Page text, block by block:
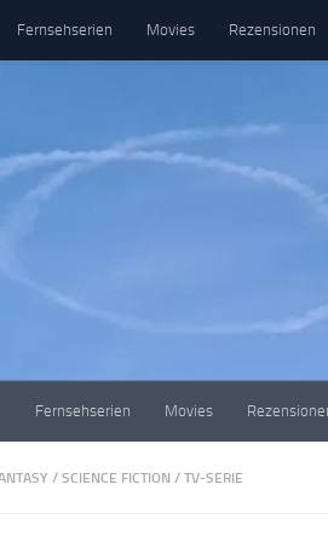
Fernsehserien Movies Rezensionen
Fernsehserien Movies
/ SCIENCE FICTION / TV-SERIE